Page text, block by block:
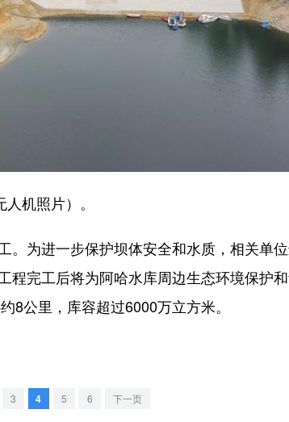
机照片）。
为进一步保护坝体安全和水质，相关单
完工后将为阿哈水库周边生态环境保护
8公里，库容超过6000万立方米。
3 4 5 6 下一页